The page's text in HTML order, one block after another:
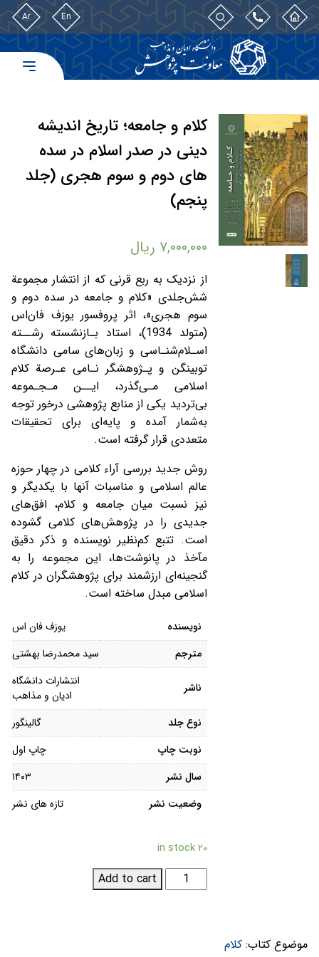
En
Ar
کلام و جامعه؛ تاریخ اندیشه
دینی در صدر اسلام در سده
های دوم و سوم هجری (جلد
پنجم)
۷,۰۰۰,۰۰۰ ریال
از نزدیک به ربع قرنی که از انتشار مجموعة
شش‌جلدی «کلام و جامعه در سده دوم و
سوم هجری»، اثر پروفسور یوزف فا‌ن‌اس
(متولد 1934)، استاد بـازنشسته رشــته
اسـلام‌شنـاسی و زبان‌های سامی دانشگاه
توبینگن و پـژوهشگر نـامی عـرصة کلام
اسلامی مـی‌گذرد، ایــن مـجـموعه
بی‌تردید یکی از منابع پژوهشی درخور توجه
به‌شمار آمده و پایه‌ای برای تحقیقات
متعددی قرار گرفته است.
روش جدید بررسی آراء کلامی در چهار حوزه
عالم اسلامی و مناسبات آنها با یکدیگر و
نیز نسبت میان جامعه و کلام، افق‌های
جدیدی را در پژوهش‌های کلامی گشوده
است. تتبع کم‌نظیر نویسنده و ذکر دقیق
مآخذ در پانوشت‌ها، این مجموعه را به
گنجینه‌ای ارزشمند برای پژوهشگران در کلام
اسلامی مبدل ساخته است.
نویسنده
یوزف فان اس
مترجم
سید محمدرضا بهشتی
ناشر
انتشارات دانشگاه
ادیان و مذاهب
نوع جلد
گالینگور
نوبت چاپ
چاپ اول
سال نشر
۱۴۰۳
وضعیت نشر
تازه های نشر
۲۰ in stock
و
Add to cart
موضوع کتاب: کلام